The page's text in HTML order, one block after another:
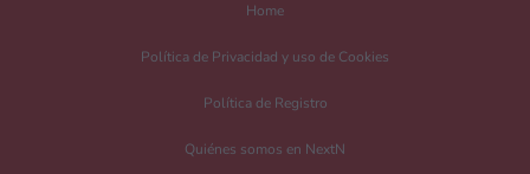
Home
Política de Privacidad y uso de Cookies
Política de Registro
Quiénes somos en NextN